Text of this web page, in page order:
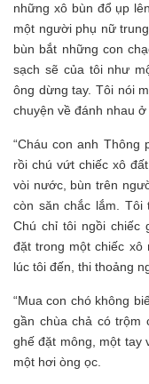
những xô bùn đổ ụp
một người phụ nữ
bùn bắt những con
sạch sẽ của tôi như
ông dừng tay. Tôi nói
chuyện về đánh nhau ở
“Cháu con anh Thông
rồi chú vứt chiếc xô
vòi nước, bùn trên
còn săn chắc lắm. Tôi
Chú chỉ tôi ngồi chiếc
đặt trong một chiếc xô
lúc tôi đến, thi thoảng
“Mua con chó không
gần chùa chả có trộm
ghế đặt mông, một tay
một hơi òng ọc.